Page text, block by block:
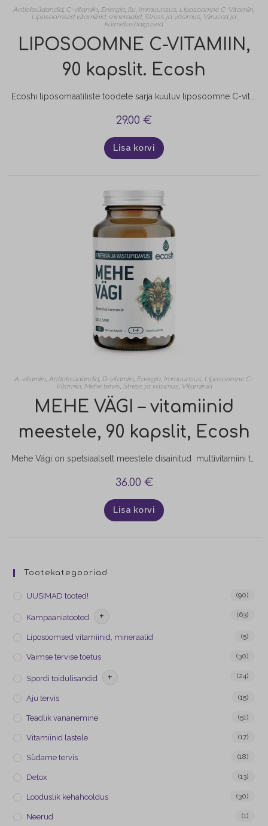
Antioksüdandid, C-vitamiin, Energia, Ilu, Immuunsus, Liposoomne C-Vitamiin,
Liposoomsed vitamiinid, mineraalid, Stress ja väsimus, Viirused ja
külmetushaigused
LIPOSOOMNE C-VITAMIIN,
90 kapslit. Ecosh
Ecoshi liposomaatiliste toodete sarja kuuluv liposoomne C-vitamiin aitab kaasa: tõhusamale immuunsüsteemi talitlusele; energiavahetusele; väsimuse ja kurnatuse vähendamisele.
29.00 €
Lisa korvi
A-vitamiin, Antioksüdandid, D-vitamiin, Energia, Immuunsus, Liposoomne C-
Vitamiin, Mehe tervis, Stress ja väsimus, Vitamiinid
MEHE VÄGI – vitamiinid
meestele, 90 kapslit, Ecosh
Mehe Vägi on spetsiaalselt meestele disainitud multivitamiini toode, mis sisaldab kõiki olulisi toitaineid, et toetada igapäevaselt ja igakülgselt meeste vaimset ning füüsilist tervist.
36.00 €
Lisa korvi
Tootekategooriad
UUSIMAD tooted! (90)
Kampaaniatooted + (63)
Liposoomsed vitamiinid, mineraalid (5)
Vaimse tervise toetus (30)
Spordi toidulisandid + (24)
Aju tervis (15)
Teadlik vananemine (51)
Vitamiinid lastele (17)
Südame tervis (18)
Detox (13)
Looduslik kehahooldus (30)
Neerud (1)